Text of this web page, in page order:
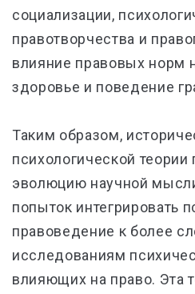
социализации,
правотворчества и
влияние правовых норм
здоровье и поведение
Таким образом,
психологической теории
эволюцию научной
попыток интегрировать
правоведение к более
исследованиям
влияющих на право. Эта